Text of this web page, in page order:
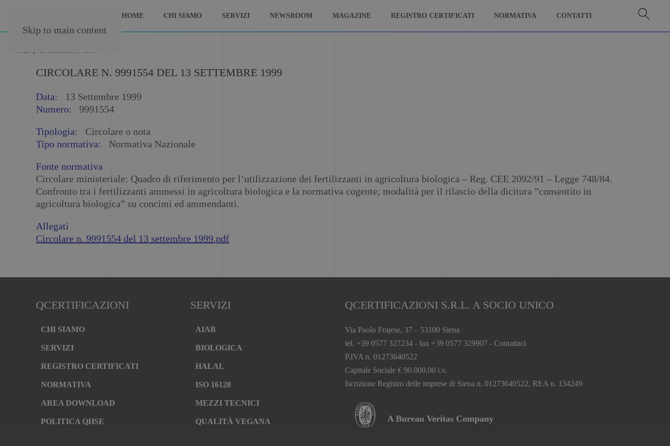
Skip to main content
HOME CHI SIAMO SERVIZI NEWSROOM MAGAZINE REGISTRO CERTIFICATI NORMATIVA CONTATTI
CIRCOLARE N. 9991554 DEL 13 SETTEMBRE 1999
Data:
13 Settembre 1999
Numero:
9991554
Tipologia:
Circolare o nota
Tipo normativa:
Normativa Nazionale
Fonte normativa
Circolare ministeriale: Quadro di riferimento per l’utilizzazione dei fertilizzanti in agricoltura biologica – Reg. CEE 2092/91 – Legge 748/84.
Confronto tra i fertilizzanti ammessi in agricoltura biologica e la normativa cogente; modalità per il rilascio della dicitura ”consentito in
agricoltura biologica” su concimi ed ammendanti.
Allegati
Circolare n. 9991554 del 13 settembre 1999.pdf
QCERTIFICAZIONI
CHI SIAMO
SERVIZI
REGISTRO CERTIFICATI
NORMATIVA
AREA DOWNLOAD
POLITICA QHSE
SERVIZI
AIAB
BIOLOGICA
HALAL
ISO 16128
MEZZI TECNICI
QUALITÀ VEGANA
QCERTIFICAZIONI S.R.L. A SOCIO UNICO
Via Paolo Frajese, 37 – 53100 Siena
tel. +39 0577 327234 - fax +39 0577 329907 - Contattaci
P.IVA n. 01273640522
Capitale Sociale € 90.000,00 i.v.
Iscrizione Registro delle imprese di Siena n. 01273640522, REA n. 134249
A Bureau Veritas Company